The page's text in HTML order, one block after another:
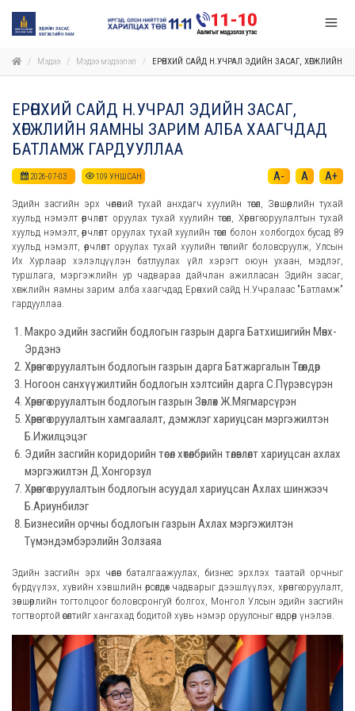
Мэдээ Мэдээ мэдээлэл ЕРӨНХИЙ САЙД Н.УЧРАЛ ЭДИЙН ЗАСАГ,
ЕРӨНХИЙ САЙД Н.УЧРАЛ ЭДИЙН ЗАСАГ,
ХӨГЖЛИЙН ЯАМНЫ ЗАРИМ АЛБА ХААГЧДАД
БАТЛАМЖ ГАРДУУЛЛАА
2026-07-03 109 УНШСАН A- A A+
Эдийн засгийн эрх чөлөөний тухай анхдагч хуулийн төсөл, Зөвшөөрлийн тухай
хуульд нэмэлт өөрчлөлт оруулах тухай хуулийн төсөл, Хөрөнгө оруулалтын тухай
хуульд нэмэлт, өөрчлөлт оруулах тухай хуулийн төсөл болон холбогдох бусад 89
хуульд нэмэлт, өөрчлөлт оруулах тухай хуулийн төслийг боловсруулж, Улсын
Их Хурлаар хэлэлцүүлэн батлуулах үйл хэрэгт оюун ухаан, мэдлэг,
туршлага, мэргэжлийн ур чадвараа дайчлан ажилласан Эдийн засаг,
хөгжлийн яамны зарим алба хаагчдад Ерөнхий сайд Н.Учралаас "Батламж"
гардууллаа.
Макро эдийн засгийн бодлогын газрын дарга Батхишигийн Мөнх-
Эрдэнэ
Хөрөнгө оруулалтын бодлогын газрын дарга Батжаргалын Төгөлдөр
Ногоон санхүүжилтийн бодлогын хэлтсийн дарга С.Пүрэвсүрэн
Хөрөнгө оруулалтын бодлогын газрын Зөвлөх Ж.Мягмарсүрэн
Хөрөнгө оруулалтын хамгаалалт, дэмжлэг хариуцсан мэргэжилтэн
Б.Ижилцэцэг
Эдийн засгийн коридорийн төсөл хөтөлбөрийн төлөвлөлт хариуцсан ахлах
мэргэжилтэн Д.Хонгорзул
Хөрөнгө оруулалтын бодлогын асуудал хариуцсан Ахлах шинжээч
Б.Ариунбилэг
Бизнесийн орчны бодлогын газрын Ахлах мэргэжилтэн
Түмэндэмбэрэлийн Золзаяа
Эдийн засгийн эрх чөлөөг баталгаажуулах, бизнес эрхлэх таатай орчныг
бүрдүүлэх, хувийн хэвшлийн өрсөлдөх чадварыг дээшлүүлэх, хөрөнгө оруулалт,
зөвшөөрлийн тогтолцоог боловсронгуй болгох, Монгол Улсын эдийн засгийн
тогтвортой өсөлтийг хангахад бодитой хувь нэмэр оруулсныг өндрөөр үнэлэв.